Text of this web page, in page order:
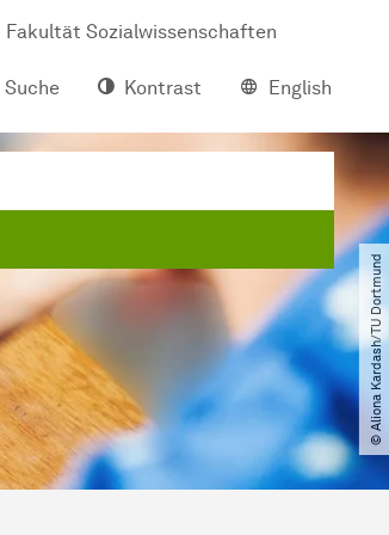
Fakultät Sozialwissenschaften
Suche
Kontrast English
© Aliona Kardash​/​TU Dortmund